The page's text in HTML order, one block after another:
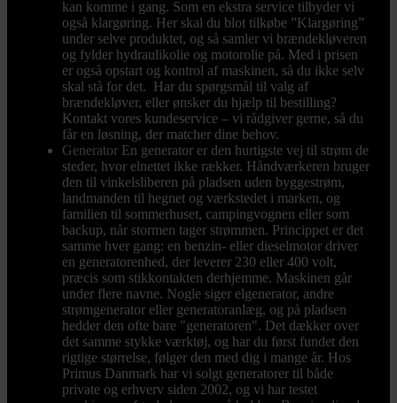
kan komme i gang. Som en ekstra service tilbyder vi
også klargøring. Her skal du blot tilkøbe ”Klargøring”
under selve produktet, og så samler vi brændekløveren
og fylder hydraulikolie og motorolie på. Med i prisen
er også opstart og kontrol af maskinen, så du ikke selv
skal stå for det. Har du spørgsmål til valg af
brændekløver, eller ønsker du hjælp til bestilling?
Kontakt vores kundeservice – vi rådgiver gerne, så du
får en løsning, der matcher dine behov.
Generator En generator er den hurtigste vej til strøm de
steder, hvor elnettet ikke rækker. Håndværkeren bruger
den til vinkelsliberen på pladsen uden byggestrøm,
landmanden til hegnet og værkstedet i marken, og
familien til sommerhuset, campingvognen eller som
backup, når stormen tager strømmen. Princippet er det
samme hver gang: en benzin- eller dieselmotor driver
en generatorenhed, der leverer 230 eller 400 volt,
præcis som stikkontakten derhjemme. Maskinen går
under flere navne. Nogle siger elgenerator, andre
strømgenerator eller generatoranlæg, og på pladsen
hedder den ofte bare "generatoren". Det dækker over
det samme stykke værktøj, og har du først fundet den
rigtige størrelse, følger den med dig i mange år. Hos
Primus Danmark har vi solgt generatorer til både
private og erhverv siden 2002, og vi har testet